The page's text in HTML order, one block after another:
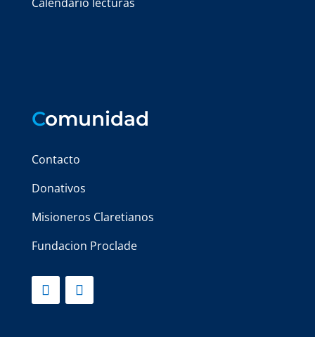
Comunidad
Contacto
Donativos
Misioneros Claretianos
Fundacion Proclade